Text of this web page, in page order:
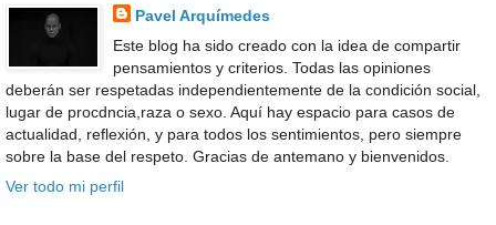
Pavel Arquímedes
Este blog ha sido creado con la idea de compartir
pensamientos y criterios. Todas las opiniones
deberán ser respetadas independientemente de la condición social,
lugar de procdncia,raza o sexo. Aquí hay espacio para casos de
actualidad, reflexión, y para todos los sentimientos, pero siempre
sobre la base del respeto. Gracias de antemano y bienvenidos.
Ver todo mi perfil